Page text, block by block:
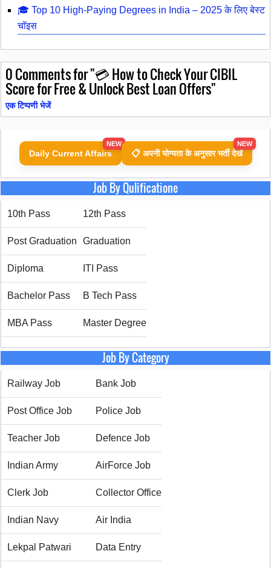
🎓 Top 10 High-Paying Degrees in India – 2025 के लिए बेस्ट
चॉइस
0Comments for "💳 How to Check Your CIBIL
Score for Free & Unlock Best Loan Offers"
एक टिप्पणी भेजें
Daily Current Affairs
NEW
📋 अपनी योग्यता के अनुसार भर्ती देखें
NEW
Job By Qulificatione
10th Pass 12th Pass
Post Graduation Graduation
Diploma ITI Pass
Bachelor Pass B Tech Pass
MBA Pass Master Degree
Job By Category
Railway Job Bank Job
Post Office Job Police Job
Teacher Job Defence Job
Indian Army AirForce Job
Clerk Job Collector Office
Indian Navy Air India
Lekpal Patwari Data Entry